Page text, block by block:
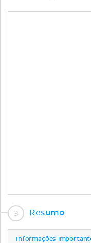
Resumo
Informações